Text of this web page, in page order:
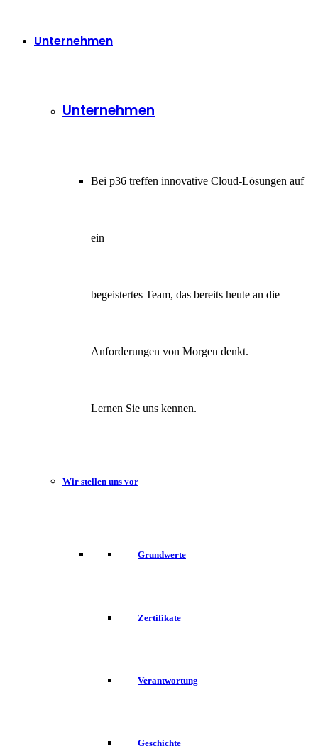
Unternehmen
Unternehmen
Bei p36 treffen innovative Cloud-Lösungen auf
ein
begeistertes Team, das bereits heute an die
Anforderungen von Morgen denkt.
Lernen Sie uns kennen.
Wir stellen uns vor
Grundwerte
Zertifikate
Verantwortung
Geschichte